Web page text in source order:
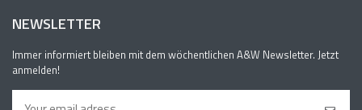
NEWSLETTER
Immer informiert bleiben mit dem wöchentlichen A&W Newsletter. Jetzt
anmelden!